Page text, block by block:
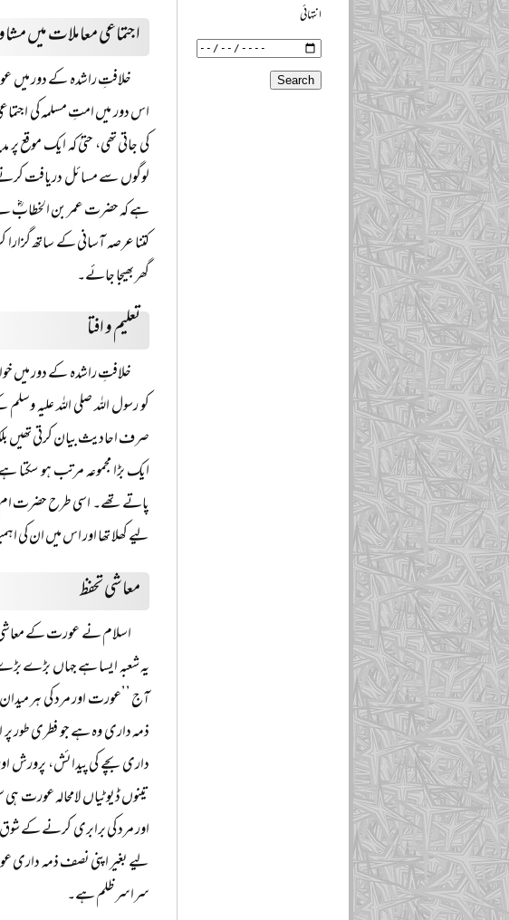
اجتماعی معاملات میں
خلافتِ راشدہ کے دور میں
اس دور میں امتِ مسلمہ کی
کی جاتی تھی، حتیٰ کہ ایک
لوگوں سے مسائل دریافت کرنے
ہے کہ حضرت عمر بن الخطابؓ نے
کتنا عرصہ آسانی کے ساتھ
گھر بھیجا جائے۔
تعلیم و افتا
خلافتِ راشدہ کے دور میں
کو رسول اللہ صلی اللہ
صرف احادیث بیان کرتی تھیں
ایک بڑا مجموعہ مرتب ہو
پاتے تھے۔ اسی طرح حضرت ام
لیے کھلا تھا اور اس میں ان کی
معاشی تحفظ
اسلام نے عورت کے معاشی
یہ شعبہ ایسا ہے جہاں بڑے
آج ’’عورت اور مرد کی ہر
ذمہ داری وہ ہے جو فطری طور
داری بچے کی پیدائش، پرورش
تینوں ڈیوٹیاں لامحالہ عورت
اور مرد کی برابری کرنے کے
لیے بغیر اپنی نصف ذمہ داری
سراسر ظلم ہے۔
انتہائی